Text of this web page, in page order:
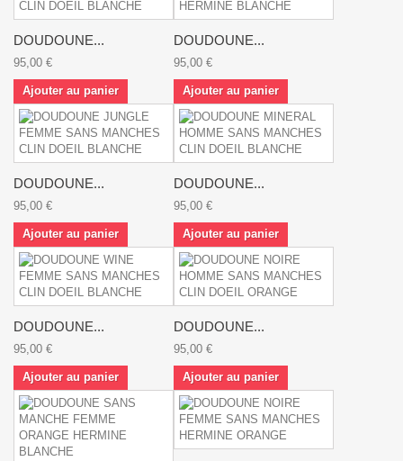
DOUDOUNE...
95,00 €
Ajouter au panier
DOUDOUNE...
95,00 €
Ajouter au panier
DOUDOUNE...
95,00 €
Ajouter au panier
DOUDOUNE...
95,00 €
Ajouter au panier
DOUDOUNE...
95,00 €
Ajouter au panier
DOUDOUNE...
95,00 €
Ajouter au panier